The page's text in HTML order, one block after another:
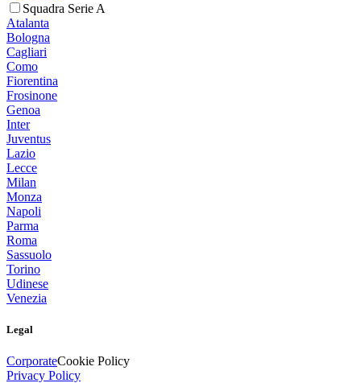
Squadra Serie A
Atalanta
Bologna
Cagliari
Como
Fiorentina
Frosinone
Genoa
Inter
Juventus
Lazio
Lecce
Milan
Monza
Napoli
Parma
Roma
Sassuolo
Torino
Udinese
Venezia
Legal
CorporateCookie Policy
Privacy Policy